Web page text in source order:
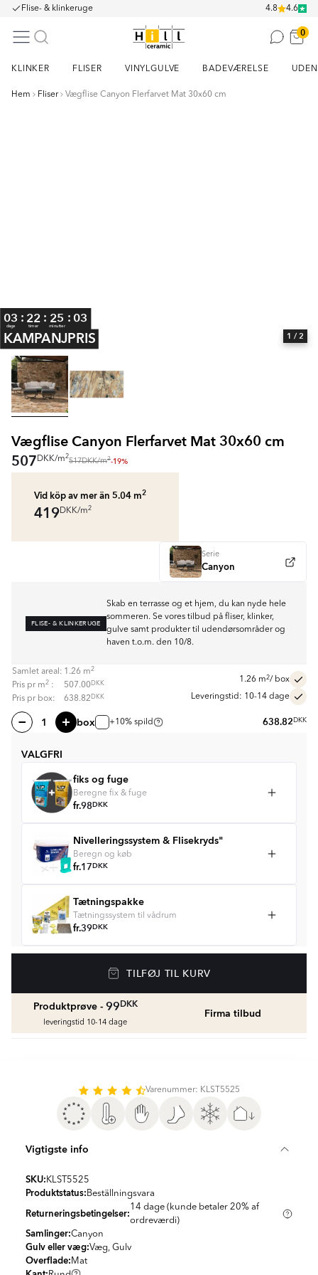
Flise- & klinkeruge 4.8 4.6
0
KLINKER FLISER VINYLGULVE BADEVÆRELSE
Hem Fliser Vægflise Canyon Flerfarvet Mat 30x60 cm
03
dage
: 22
timer
: 25
minutter
: 03
KAMPANJPRIS 1 / 2
Vægflise Canyon Flerfarvet Mat 30x60 cm
507 DKK/m2
517DKK/m2-19%
Vid köp av mer än 5.04 m2
419DKK/m2
Serie
Canyon
FLISE- & KLINKERUGE
Skab en terrasse og et hjem, du kan nyde hele
sommeren. Se vores tilbud på fliser, klinker,
gulve samt produkter til udendørsområder og
haven t.o.m. den 10/8.
Samlet areal: 1.26 m 2
Pris pr m 2 : 507.00DKK
Pris pr box: 638.82 DKK
1.26 m2/ box
Leveringstid: 10-14 dage
box +10% spild 638.82 DKK
VALGFRI
fiks og fuge
Beregne fix & fuge
fr.98DKK
Nivelleringssystem & Flisekryds"
Beregn og køb
fr.17DKK
Tætningspakke
Tætningssystem til vådrum
fr.39DKK
Se farver og beregn den rette mængde
fr.75 DKK
Fliseliste
Beregn og køb
fr.38 DKK
TILFØJ TIL KURV
Produktprøve - 99DKK
leveringstid 10-14 dage
Firma tilbud
Varenummer: KLST5525
Vigtigste info
SKU: KLST5525
Produktstatus: Beställningsvara
Returneringsbetingelser:14 dage (kunde betaler 20% af
ordreværdi)
Samlinger:Canyon
Gulv eller væg:Væg, Gulv
Overflade: Mat